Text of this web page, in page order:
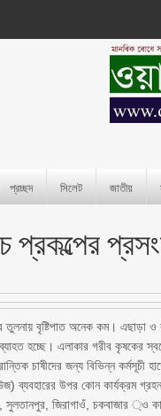
প্রচ্ছদ সিলেট জাতীয়
প্রকল্পের
বৃষ্টিপাত অনেক কম। এছাড়া ও
হচ্ছে। এলাকার গরীব কৃষকের
চাষীদের জন্য বিভিন্ন কর্মসূচী
ব্যবহারের উপর কোন কার্যক্রম
সুলতানপুর, জিরাগাওঁ, চকবাজার ্ও